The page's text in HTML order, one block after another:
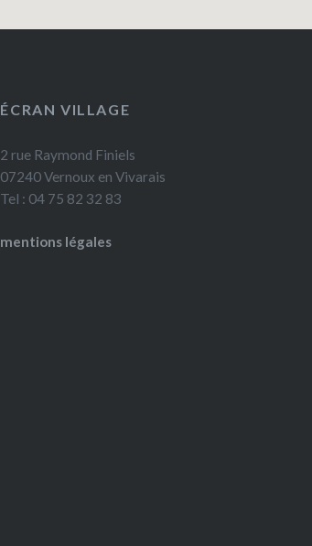
ÉCRAN VILLAGE
2 rue Raymond Finiels
07240 Vernoux en Vivarais
Tel : 04 75 82 32 83
mentions légales